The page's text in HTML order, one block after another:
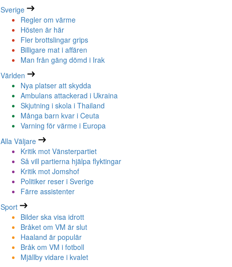
Sverige
Regler om värme
Hösten är här
Fler brottslingar grips
Billigare mat i affären
Man från gäng dömd i Irak
Världen
Nya platser att skydda
Ambulans attackerad i Ukraina
Skjutning i skola i Thailand
Många barn kvar i Ceuta
Varning för värme i Europa
Alla Väljare
Kritik mot Vänsterpartiet
Så vill partierna hjälpa flyktingar
Kritik mot Jomshof
Politiker reser i Sverige
Färre assistenter
Sport
Bilder ska visa idrott
Bråket om VM är slut
Haaland är populär
Bråk om VM i fotboll
Mjällby vidare i kvalet